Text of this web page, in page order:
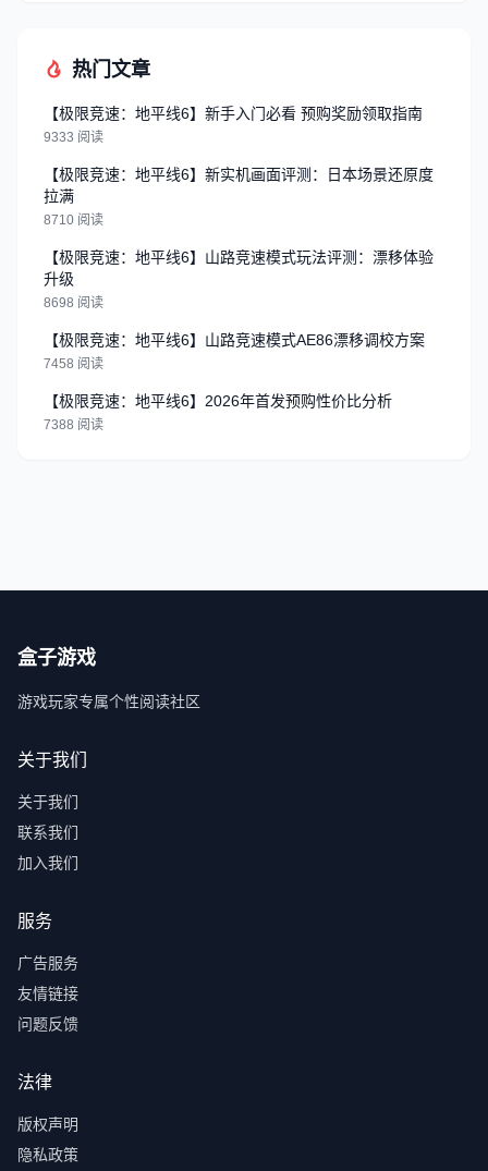
热门文章
【极限竞速：地平线6】新手入门必看 预购奖励领取指南
9333 阅读
【极限竞速：地平线6】新实机画面评测：日本场景还原度
拉满
8710 阅读
【极限竞速：地平线6】山路竞速模式玩法评测：漂移体验
升级
8698 阅读
【极限竞速：地平线6】山路竞速模式AE86漂移调校方案
7458 阅读
【极限竞速：地平线6】2026年首发预购性价比分析
7388 阅读
盒子游戏
游戏玩家专属个性阅读社区
关于我们
关于我们
联系我们
加入我们
服务
广告服务
友情链接
问题反馈
法律
版权声明
隐私政策